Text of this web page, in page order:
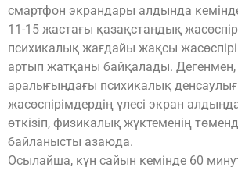
смартфон экрандары алдында кемінде
11-15 жастағы қазақстандық
психикалық жағдайы жақсы
артып жатқаны байқалады.
аралығындағы психикалық
жасөспірімдердің үлесі экран
өткізіп, физикалық жүктеменің
байланысты азаюда.
Осылайша, күн сайын кемінде 60